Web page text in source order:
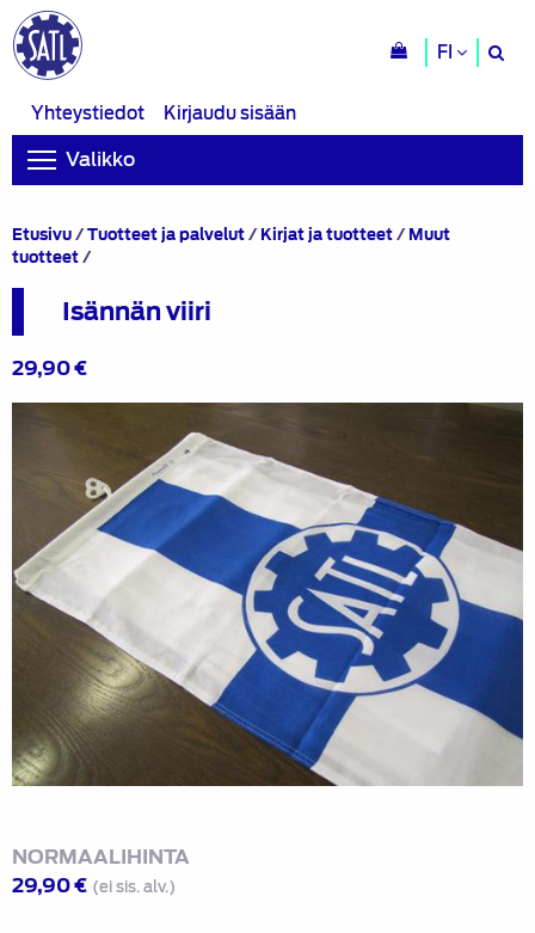
FI
Yhteystiedot
Kirjaudu sisään
Valikko
Etusivu/Tuotteet ja palvelut/ Kirjat ja tuotteet/ Muut
tuotteet/
Isännän viiri
29,90€
NORMAALIHINTA
29,90€ (ei sis. alv.)